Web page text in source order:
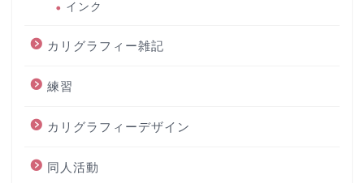
インク
カリグラフィー雑記
練習
カリグラフィーデザイン
同人活動